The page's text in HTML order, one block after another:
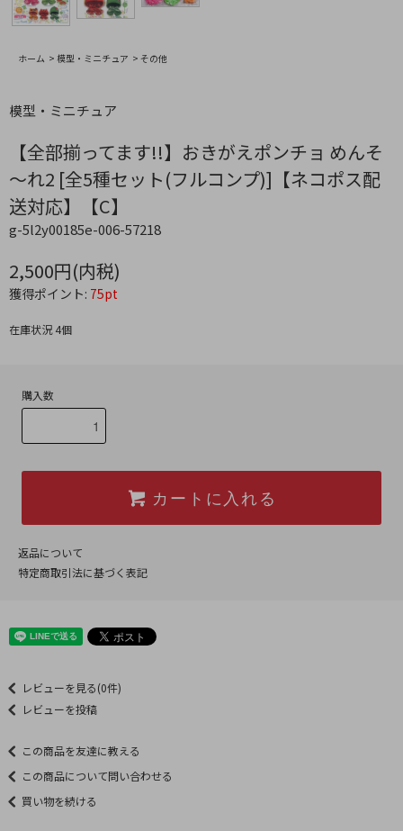
ホーム > 模型・ミニチュア > その他
模型・ミニチュア
【全部揃ってます!!】おきがえポンチョ めんそ
～れ2 [全5種セット(フルコンプ)]【ネコポス配
送対応】【C】
g-5l2y00185e-006-57218
2,500円(内税)
獲得ポイント: 75pt
在庫状況 4個
購入数
カートに入れる
返品について
特定商取引法に基づく表記
レビューを見る(0件)
レビューを投稿
この商品を友達に教える
この商品について問い合わせる
買い物を続ける